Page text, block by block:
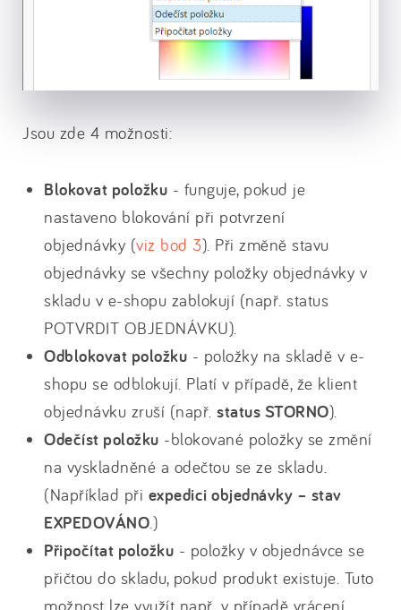
Jsou zde 4 možnosti:
Blokovat položku - funguje, pokud je
nastaveno blokování při potvrzení
objednávky (viz bod 3). Při změně stavu
objednávky se všechny položky objednávky v
skladu v e-shopu zablokují (např. status
POTVRDIT OBJEDNÁVKU).
Odblokovat položku - položky na skladě v e-
shopu se odblokují. Platí v případě, že klient
objednávku zruší (např. status STORNO).
Odečíst položku -blokované položky se změní
na vyskladněné a odečtou se ze skladu.
(Například při expedici objednávky – stav
EXPEDOVÁNO.)
Připočítat položku - položky v objednávce se
přičtou do skladu, pokud produkt existuje. Tuto
možnost lze využít např. v případě vrácení